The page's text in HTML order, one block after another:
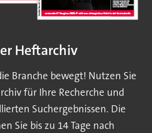
Heftarchiv
Branche bewegt! Nutzen Sie
für Ihre Recherche und
Suchergebnissen. Die
Sie bis zu 14 Tage nach